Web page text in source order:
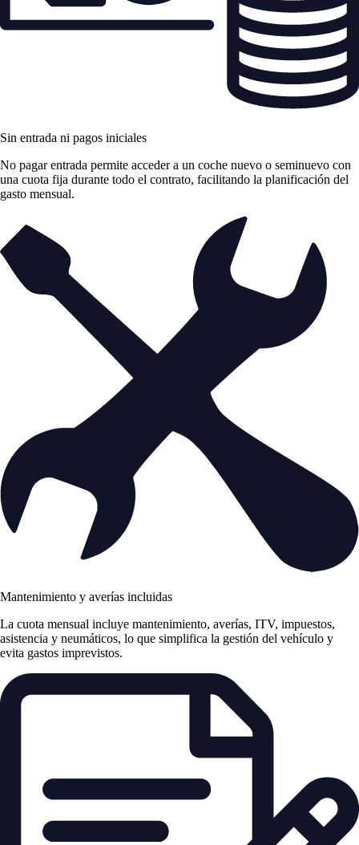
Sin entrada ni pagos iniciales
No pagar entrada permite acceder a un coche nuevo o seminuevo con
una cuota fija durante todo el contrato, facilitando la planificación del
gasto mensual.
Mantenimiento y averías incluidas
La cuota mensual incluye mantenimiento, averías, ITV, impuestos,
asistencia y neumáticos, lo que simplifica la gestión del vehículo y
evita gastos imprevistos.